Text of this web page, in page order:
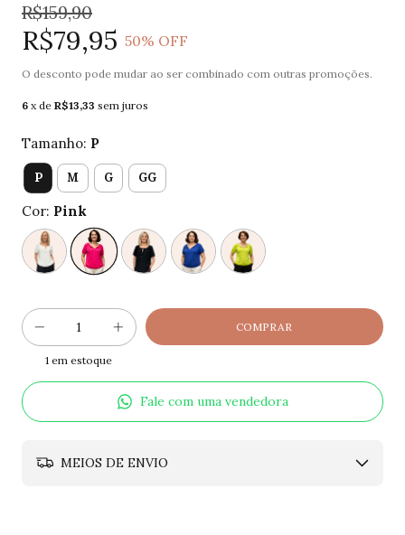
R$159,90
R$79,95 50% OFF
O desconto pode mudar ao ser combinado com outras promoções.
6 x de R$13,33 sem juros
Tamanho: P
P M G GG
Cor: Pink
1 em estoque
Fale com uma vendedora
MEIOS DE ENVIO